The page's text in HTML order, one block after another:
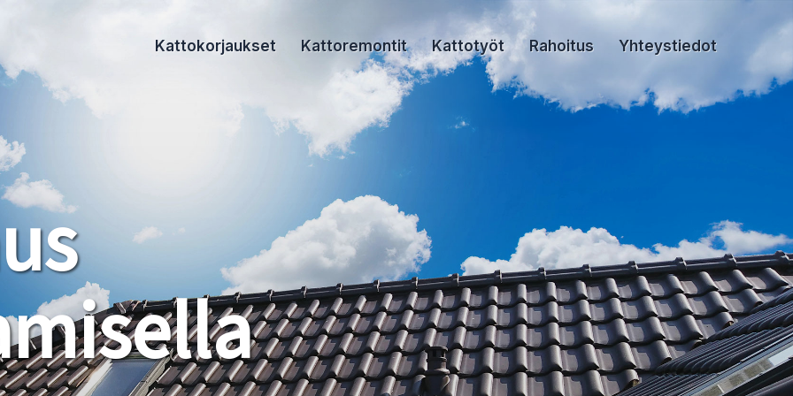
Kattokorjaukset Kattoremontit Kattotyöt Rahoitus Yhteystiedot